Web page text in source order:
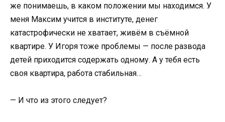
же понимаешь, в каком положении мы находимся. У
меня Максим учится в институте, денег
катастрофически не хватает, живём в съёмной
квартире. У Игоря тоже проблемы — после развода
детей приходится содержать одному. А у тебя есть
своя квартира, работа стабильная…
— И что из этого следует?